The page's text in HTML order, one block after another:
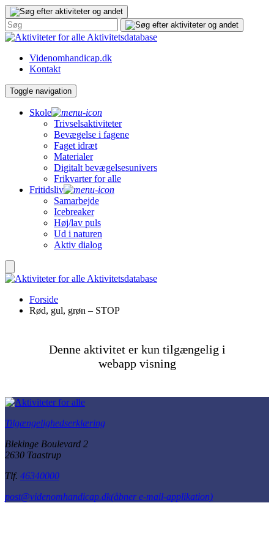
Gå
til
indhold
Aktivitetsdatabase
Videnomhandicap.dk
Kontakt
Toggle navigation
Skole
Trivselsaktiviteter
Bevægelse i fagene
Faget idræt
Materialer
Digitalt bevægelsesunivers
Frikvarter for alle
Fritidsliv
Samarbejde
Icebreaker
Høj/lav puls
Ud i naturen
Aktiv dialog
Aktivitetsdatabase
Forside
Rød, gul, grøn – STOP
Denne aktivitet er kun tilgængelig i
webapp visning
Tilgængelighedserklæring
Blekinge Boulevard 2
2630 Taastrup
Tlf. 46340000
post@videnomhandicap.dk(åbner e-mail-applikation)